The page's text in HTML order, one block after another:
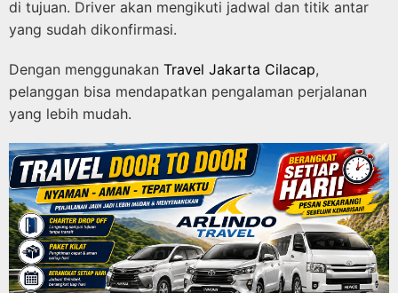
di tujuan. Driver akan mengikuti jadwal dan titik antar
yang sudah dikonfirmasi.
Dengan menggunakan Travel Jakarta Cilacap,
pelanggan bisa mendapatkan pengalaman perjalanan
yang lebih mudah.